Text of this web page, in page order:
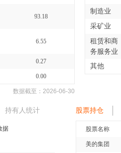
93.18
6.55
0.27
0.00
数据截至： 2026-06-30
制造业
采矿业
租赁和商
务服务业
其他
持有人统计 股票持仓
股票名称
美的集团